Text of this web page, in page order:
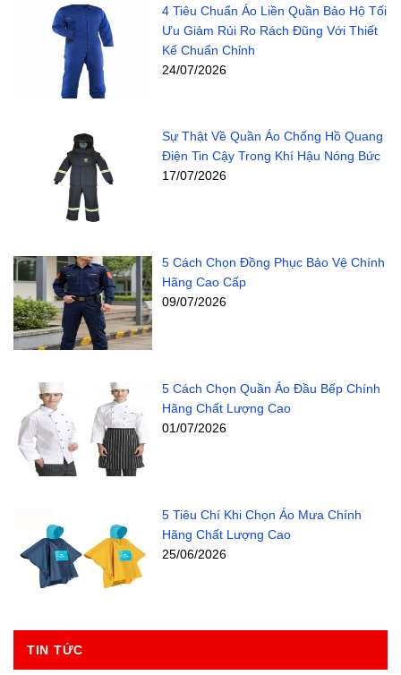
4 Tiêu Chuẩn Áo Liền Quần Bảo Hộ Tối
Ưu Giảm Rủi Ro Rách Đũng Với Thiết
Kế Chuẩn Chỉnh
24/07/2026
Sự Thật Về Quần Áo Chống Hồ Quang
Điện Tin Cậy Trong Khí Hậu Nóng Bức
17/07/2026
5 Cách Chọn Đồng Phục Bảo Vệ Chính
Hãng Cao Cấp
09/07/2026
5 Cách Chọn Quần Áo Đầu Bếp Chính
Hãng Chất Lượng Cao
01/07/2026
5 Tiêu Chí Khi Chọn Áo Mưa Chính
Hãng Chất Lượng Cao
25/06/2026
TIN TỨC